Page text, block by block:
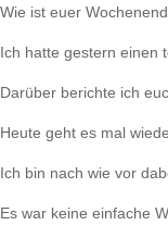
Wie ist euer
Ich hatte gestern einen
Darüber berichte ich
Heute geht es mal
Ich bin nach wie vor
Es war keine einfache